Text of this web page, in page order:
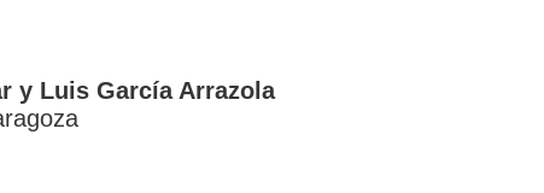
y Luis García Arrazola